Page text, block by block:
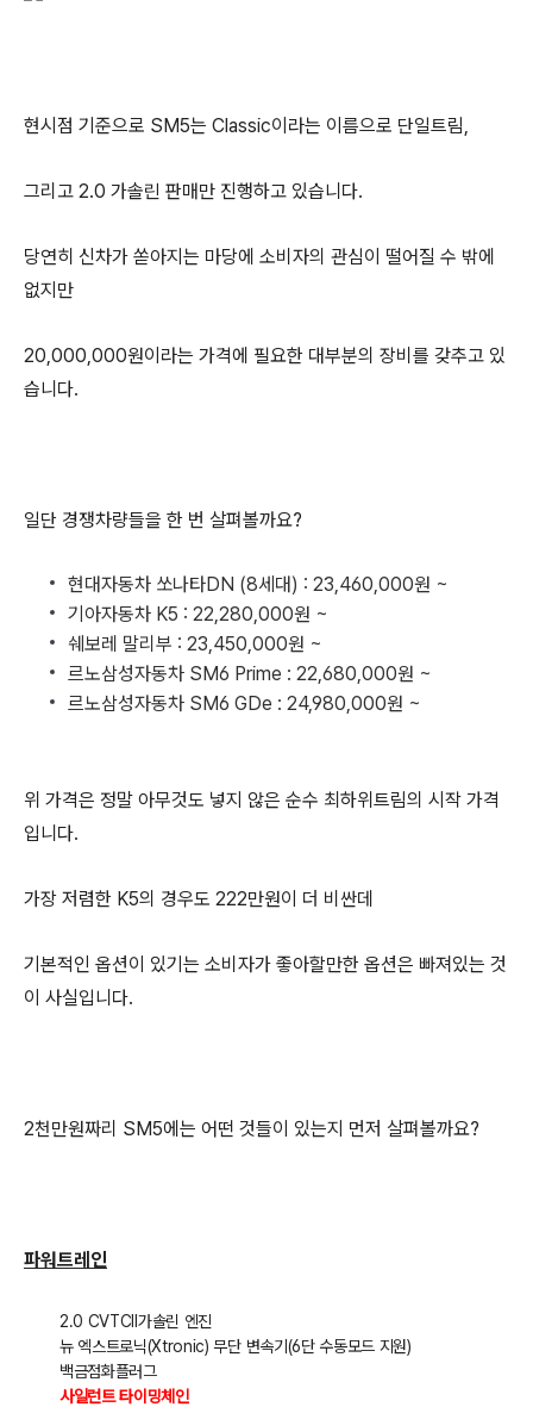
현시점 기준으로 SM5는 Classic이라는 이름으로 단일트림,
그리고 2.0 가솔린 판매만 진행하고 있습니다.
당연히 신차가 쏟아지는 마당에 소비자의 관심이 떨어질 수 밖에
없지만
20,000,000원이라는 가격에 필요한 대부분의 장비를 갖추고 있
습니다.
일단 경쟁차량들을 한 번 살펴볼까요?
현대자동차 쏘나타DN (8세대) : 23,460,000원 ~
기아자동차 K5 : 22,280,000원 ~
쉐보레 말리부 : 23,450,000원 ~
르노삼성자동차 SM6 Prime : 22,680,000원 ~
르노삼성자동차 SM6 GDe : 24,980,000원 ~
위 가격은 정말 아무것도 넣지 않은 순수 최하위트림의 시작 가격
입니다.
가장 저렴한 K5의 경우도 222만원이 더 비싼데
기본적인 옵션이 있기는 소비자가 좋아할만한 옵션은 빠져있는 것
이 사실입니다.
2천만원짜리 SM5에는 어떤 것들이 있는지 먼저 살펴볼까요?
파워트레인
2.0 CVTCⅡ가솔린 엔진
뉴 엑스트로닉(Xtronic) 무단 변속기(6단 수동모드 지원)
백금점화플러그
사일런트 타이밍체인